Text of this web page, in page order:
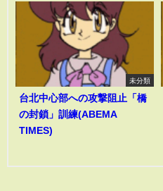
未分類
台北中心部への攻撃阻止「橋
の封鎖」訓練(ABEMA
TIMES)